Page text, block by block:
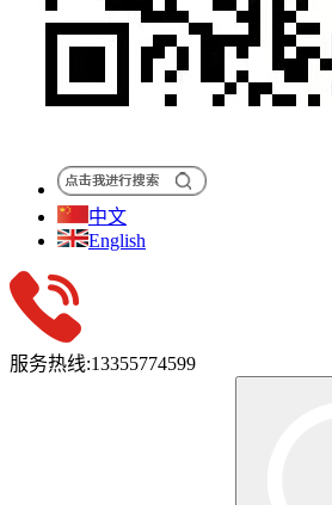
中文
English
服务热线:13355774599